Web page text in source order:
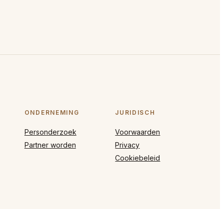
ONDERNEMING
Personderzoek
Partner worden
JURIDISCH
Voorwaarden
Privacy
Cookiebeleid